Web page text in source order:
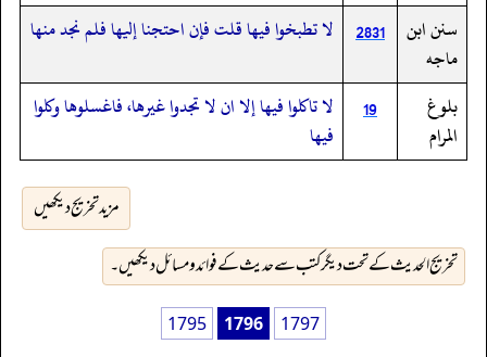
سنن ابن
ماجه
2831 لا تطبخوا فيها قلت فإن احتجنا إليها فلم نجد منها
بلوغ
المرام
19
‏‏‏‏لا تاكلوا فيها إلا ان لا تجدوا غيرها،‏‏‏‏ فاغسلوها وكلوا
فيها
مزید تخریج دیکھیں
تخریج الحدیث کے تحت دیگر کتب سے حدیث کے فوائد و مسائل دیکھیں۔
1795 1796
1797